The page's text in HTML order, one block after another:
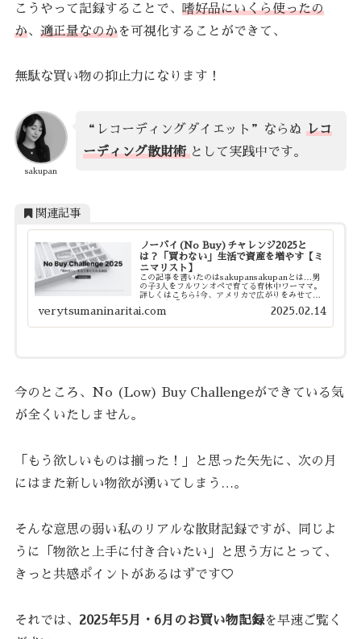
こうやって記録することで、嗜好品にいくら使ったの
か、適正量なのかを可視化することができて、
無駄な買い物の抑止力になります！
sakupan
“レコーディングダイエット”ならぬレコ
ーディング散財術 として実践中です。
関連記事
ノーバイ(No Buy)チャレンジ2025と
は？「買わない」生活で資産を増やす【ミ
ニマリスト】
この記事を書いたのはsakupansakupanとは…男
の子3人をフルワンオペで育てる育休中ワーママ。
詳しくはこちら⇩今、アメリカで広がりをみせてい
というのをご存知でしょうか？私も20...
verytsumaninaritai.com 2025.02.14
今のところ、No (Low) Buy Challengeができている気
が全くいたしません。
「もう欲しいものは揃った！」と思った矢先に、次の月
にはまた新しい物欲が湧いてしまう…。
そんな意思の弱い私のリアルな散財記録ですが、同じよ
うに「物欲と上手に付き合いたい」と思う方にとって、
きっと共感ポイントがあるはずです♡
それでは、 2025年5月・6月のお買い物記録を早速ご覧く